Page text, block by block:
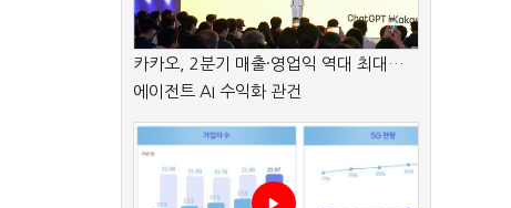
카카오, 2분기 매출·영업익 역대 최대…
에이전트 AI 수익화 관건